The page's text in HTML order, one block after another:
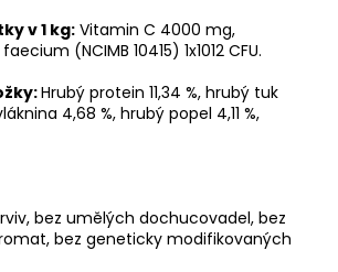
v 1 kg: Vitamin C 4000 mg,
(NCIMB 10415) 1x1012 CFU.
Hrubý protein 11,34 %, hrubý tuk
4,68 %, hrubý popel 4,11 %,
bez umělých dochucovadel, bez
bez geneticky modifikovaných